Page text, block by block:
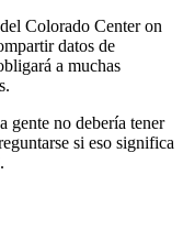
Colorado Center on
datos de
a muchas
gente no debería tener
si eso significa